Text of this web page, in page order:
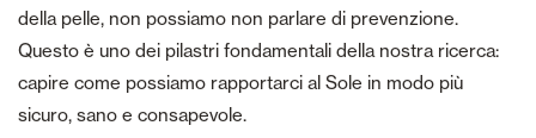
della pelle, non possiamo non parlare di prevenzione.
Questo è uno dei pilastri fondamentali della nostra ricerca:
capire come possiamo rapportarci al Sole in modo più
sicuro, sano e consapevole.